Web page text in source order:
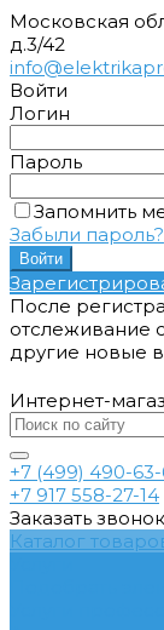
Московская
д.3/42
Войти
Логин
Пароль
Запомнить
Забыли пароль?
После
отслеживание
другие новые
Интернет-
+7 (499) 490-63-
+7 917 558-27-14
Заказать звонок
Каталог